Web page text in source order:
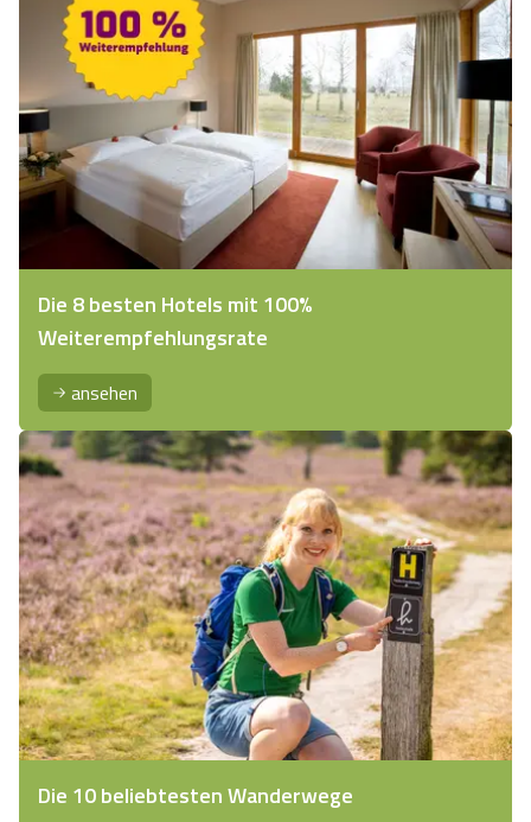
Die 8 besten Hotels mit 100%
Weiterempfehlungsrate
ansehen
Die 10 beliebtesten Wanderwege